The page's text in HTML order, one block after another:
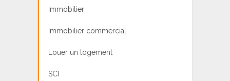
Immobilier
Immobilier commercial
Louer un logement
SCI